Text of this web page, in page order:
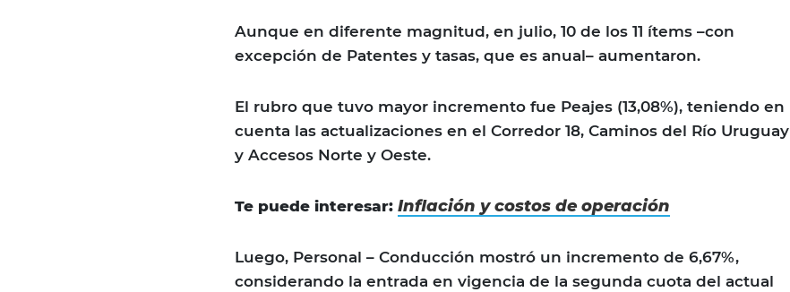
Aunque en diferente magnitud, en julio, 10 de los 11 ítems –con
excepción de Patentes y tasas, que es anual– aumentaron.
El rubro que tuvo mayor incremento fue Peajes (13,08%), teniendo en
cuenta las actualizaciones en el Corredor 18, Caminos del Río Uruguay
y Accesos Norte y Oeste.
Te puede interesar: Inflación y costos de operación
Luego, Personal – Conducción mostró un incremento de 6,67%,
considerando la entrada en vigencia de la segunda cuota del actual